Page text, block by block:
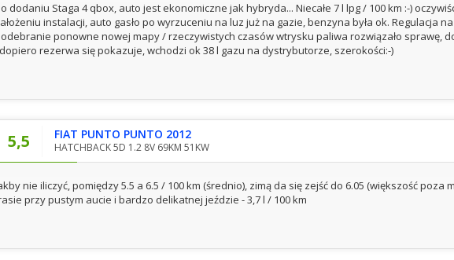
dodaniu Staga 4 qbox, auto jest ekonomiczne jak hybryda... Niecałe 7 l lpg / 100 km :-)
instalacji, auto gasło po wyrzuceniu na luz już na gazie, benzyna była ok. Regulacja
ponowne nowej mapy / rzeczywistych czasów wtrysku paliwa rozwiązało sprawę,
rezerwa się pokazuje, wchodzi ok 38 l gazu na dystrybutorze, szerokości:-)
5,5 FIAT PUNTO PUNTO 2012
HATCHBACK 5D 1.2 8V 69KM 51KW
nie iliczyć, pomiędzy 5.5 a 6.5 / 100 km (średnio), zimą da się zejść do 6.05 (większość poza
przy pustym aucie i bardzo delikatnej jeździe - 3,7 l / 100 km